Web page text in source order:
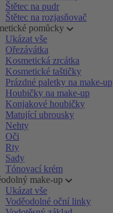
Štětec na pudr
Štětec na rozjasňovač
pomůcky
Ukázat vše
Ořezávátka
Kosmetická zrcátka
Kosmetické taštičky
Prázdné paletky na make-up
Houbičky na make-up
Konjakové houbičky
Matující ubrousky
Nehty
Oči
Rty
Sady
Tónovací krém
make-up
Ukázat vše
Voděodolné oční linky